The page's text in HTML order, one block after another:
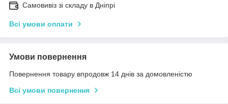
Самовивіз зі складу в Дніпрі
Всі умови оплати
Умови повернення
Повернення товару впродовж 14 днів за домовленістю
Всі умови повернення